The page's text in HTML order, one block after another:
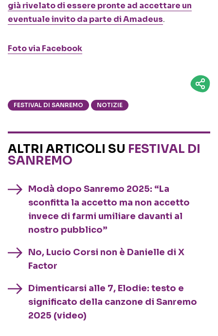
già rivelato di essere pronte ad accettare un
eventuale invito da parte di Amadeus.
Foto via Facebook
FESTIVAL DI SANREMO NOTIZIE
ALTRI ARTICOLI SU FESTIVAL DI
SANREMO
Modà dopo Sanremo 2025: “La
sconfitta la accetto ma non accetto
invece di farmi umiliare davanti al
nostro pubblico”
No, Lucio Corsi non è Danielle di X
Factor
Dimenticarsi alle 7, Elodie: testo e
significato della canzone di Sanremo
2025 (video)